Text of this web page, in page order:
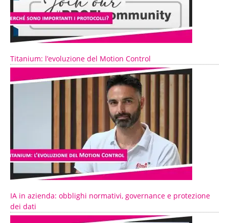
Titanium: l’evoluzione del Motion Control
IA in azienda: obblighi normativi, governance e protezione
dei dati